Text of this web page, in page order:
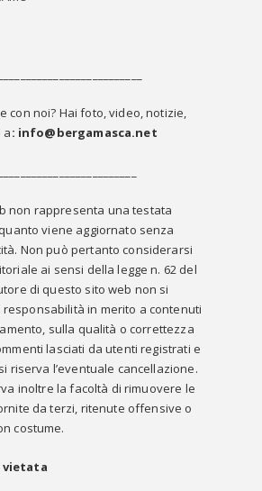
con noi? Hai foto, video, notizie,
a: info@bergamasca.net
non rappresenta una testata
viene aggiornato senza
Non può pertanto considerarsi
ai sensi della legge n. 62 del
di questo sito web non si
responsabilità in merito a contenuti
sulla qualità o correttezza
lasciati da utenti registrati e
riserva l’eventuale cancellazione.
inoltre la facoltà di rimuovere le
da terzi, ritenute offensive o
costume.
vietata